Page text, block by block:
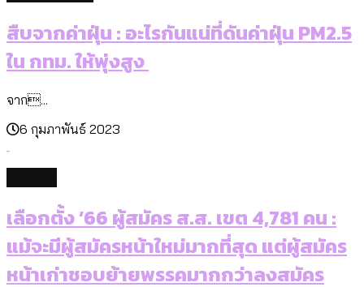
สืบจากค่าฝุ่น : อะไรกันแน่ที่ดันค่าฝุ่น PM2.5
ใน กทม. ให้พุ่งสูง
จาก...
6 กุมภาพันธ์ 2023
เลือกตั้ง ’66 ผู้สมัคร ส.ส. เขต 4,781 คน :
แม้จะมีผู้สมัครหน้าใหม่มากที่สุด แต่ผู้สมัคร
หน้าเก่าชอบย้ายพรรคมากกว่าลงสมัคร